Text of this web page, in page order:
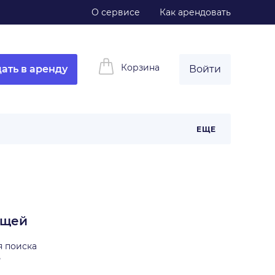
О сервисе Как арендовать
в аренду Корзина Войти
ЕЩЕ
поиска